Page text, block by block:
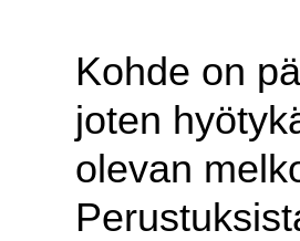
Kohde on
joten
olevan